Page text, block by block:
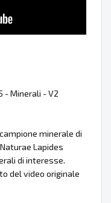
- Minerali - V2
minerale di
Lapides
di interesse.
del video originale